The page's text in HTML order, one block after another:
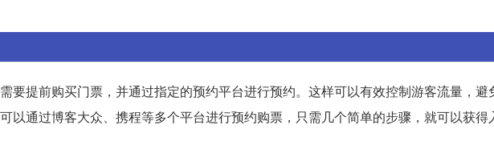
要提前购买门票，并通过指定的预约平台进行预约。这样可以有效控制游客流量，避
以通过博客大众、携程等多个平台进行预约购票，只需几个简单的步骤，就可以获得